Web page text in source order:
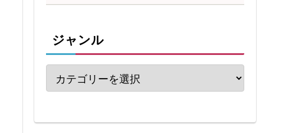
ジャンル